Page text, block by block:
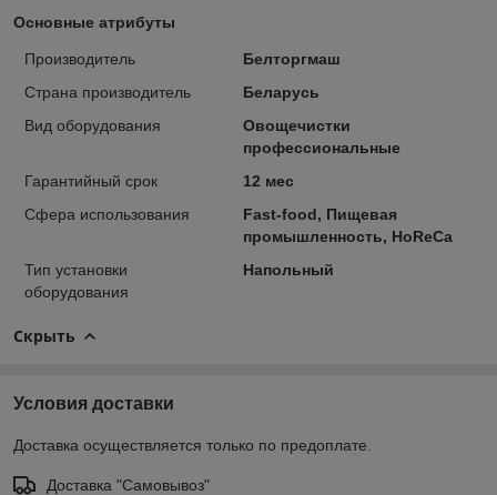
Основные атрибуты
Производитель
Белторгмаш
Страна производитель
Беларусь
Вид оборудования
Овощечистки
профессиональные
Гарантийный срок
12 мес
Сфера использования
Fast-food, Пищевая
промышленность, HoReCa
Тип установки
оборудования
Напольный
Скрыть
Условия доставки
Доставка осуществляется только по предоплате.
Доставка "Самовывоз"